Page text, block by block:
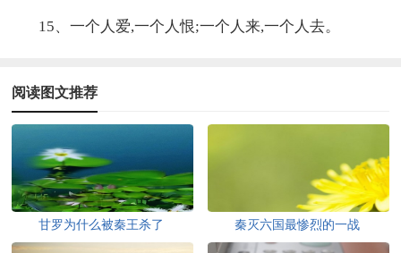
15、一个人爱,一个人恨;一个人来,一个人去。
阅读图文推荐
甘罗为什么被秦王杀了 秦灭六国最惨烈的一战